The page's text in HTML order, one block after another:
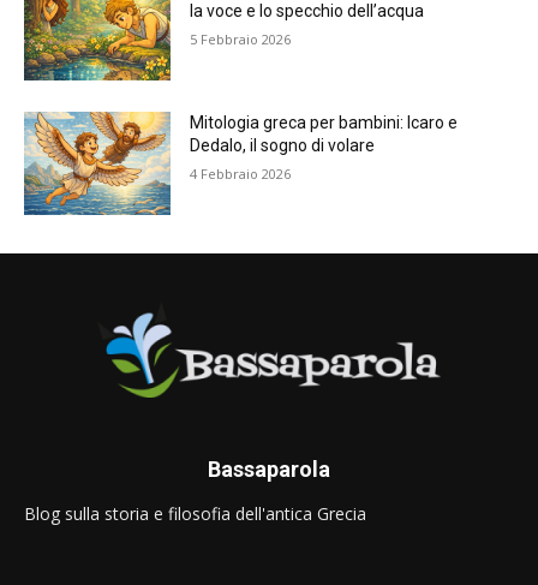
la voce e lo specchio dell’acqua
5 Febbraio 2026
Mitologia greca per bambini: Icaro e
Dedalo, il sogno di volare
4 Febbraio 2026
Bassaparola
Blog sulla storia e filosofia dell'antica Grecia